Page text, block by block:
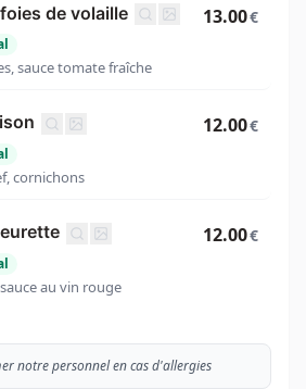
de volaille
sauce tomate fraîche
13.00€
cornichons
12.00€
au vin rouge
12.00€
notre personnel en cas d'allergies